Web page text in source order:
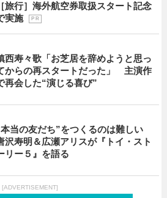
［旅行］海外航空券取扱スタート記念
実施
P R
西寿々歌「お芝居を辞めようと思っ
からの再スタートだった」 主演作
再会した“演じる喜び”
当の友だち”をつくるのは難しい
沢寿明＆広瀬アリスが『トイ・スト
リー５』を語る
[ADVERTISEMENT]